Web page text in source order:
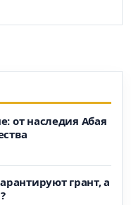
от наследия Абая
грант, а